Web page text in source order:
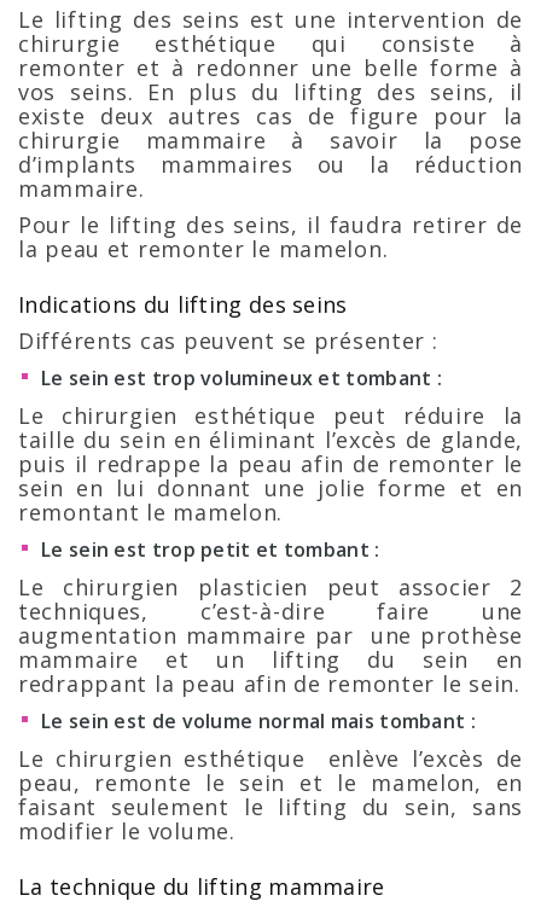
Le lifting des seins est une intervention de
chirurgie esthétique qui consiste à
remonter et à redonner une belle forme à
vos seins. En plus du lifting des seins, il
existe deux autres cas de figure pour la
chirurgie mammaire à savoir la pose
d’implants mammaires ou la réduction
mammaire.
Pour le lifting des seins, il faudra retirer de
la peau et remonter le mamelon.
Indications du lifting des seins
Différents cas peuvent se présenter :
Le sein est trop volumineux et tombant :
Le chirurgien esthétique peut réduire la
taille du sein en éliminant l’excès de glande,
puis il redrappe la peau afin de remonter le
sein en lui donnant une jolie forme et en
remontant le mamelon.
Le sein est trop petit et tombant :
Le chirurgien plasticien peut associer 2
techniques, c’est-à-dire faire une
augmentation mammaire par une prothèse
mammaire et un lifting du sein en
redrappant la peau afin de remonter le sein.
Le sein est de volume normal mais tombant :
Le chirurgien esthétique enlève l’excès de
peau, remonte le sein et le mamelon, en
faisant seulement le lifting du sein, sans
modifier le volume.
La technique du lifting mammaire